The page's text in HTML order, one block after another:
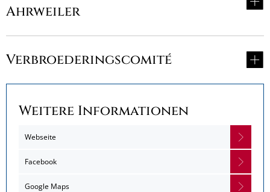
Ahrweiler
Verbroederingscomité
Weitere Informationen
Webseite
Facebook
Google Maps